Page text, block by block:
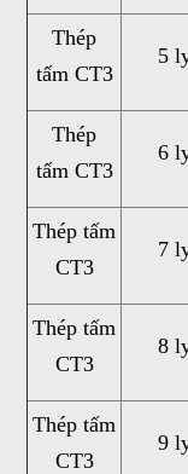
Thép
tấm CT3
5
Thép
tấm CT3
6
Thép tấm
CT3
7
Thép tấm
CT3
8
Thép tấm
CT3
9